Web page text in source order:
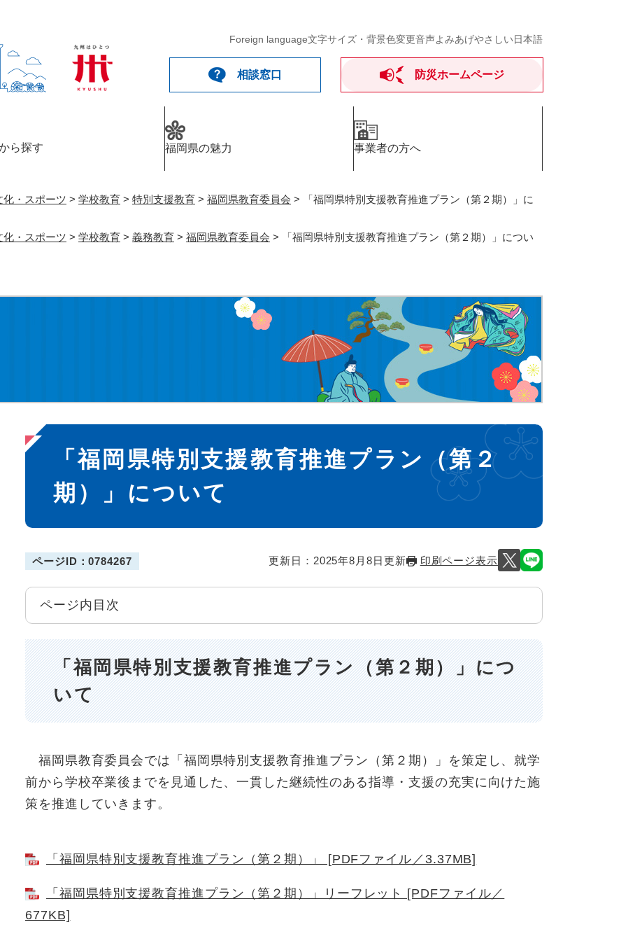
Foreign language文字サイズ・背景色変更音声よみあげやさしい日本語
相談窓口 防災ホームページ
ら探す 福岡県の魅力 事業者の方へ
化・スポーツ > 学校教育 > 特別支援教育 > 福岡県教育委員会 >
「福岡県特別支援教育推進プラン（第２期）」に
化・スポーツ > 学校教育 > 義務教育 > 福岡県教育委員会 >
「福岡県特別支援教育推進プラン（第２期）」につい
本
文
「福岡県特別支援教育推進プラン（第２
期）」について
ページID：0784267 更新日：2025年8月8日更新 印刷ページ表示
ページ内目次
「福岡県特別支援教育推進プラン（第２期）」につ
いて
福岡県教育委員会では「福岡県特別支援教育推進プラン（第２期）」を策定し、就学
前から学校卒業後までを見通した、一貫した継続性のある指導・支援の充実に向けた施
策を推進していきます。
「福岡県特別支援教育推進プラン（第２期）」 [PDFファイル／3.37MB]
「福岡県特別支援教育推進プラン（第２期）」リーフレット [PDFファイル／
677KB]